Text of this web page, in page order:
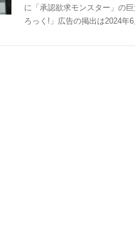
に「承認欲求モンスター」の
ろっく!」広告の掲出は2024年